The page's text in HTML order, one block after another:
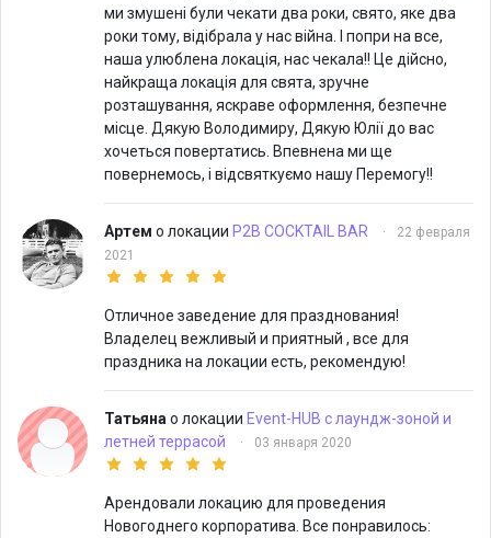
ми змушені були чекати два роки, свято, яке два
роки тому, відібрала у нас війна. І попри на все,
наша улюблена локація, нас чекала!! Це дійсно,
найкраща локація для свята, зручне
розташування, яскраве оформлення, безпечне
місце. Дякую Володимиру, Дякую Юлії до вас
хочеться повертатись. Впевнена ми ще
повернемось, і відсвяткуємо нашу Перемогу!!
Артем о локации P2B COCKTAIL BAR ·
22 февраля
2021
Отличное заведение для празднования!
Владелец вежливый и приятный , все для
праздника на локации есть, рекомендую!
Татьяна о локации Event-HUB с лаундж-зоной и
летней террасой
· 03 января 2020
Арендовали локацию для проведения
Новогоднего корпоратива. Все понравилось: